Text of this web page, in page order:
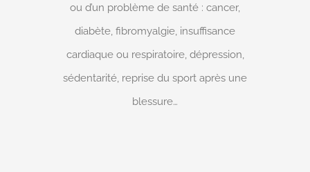
ou d’un problème de santé : cancer,
diabète, fibromyalgie, insuffisance
cardiaque ou respiratoire, dépression,
sédentarité, reprise du sport après une
blessure…